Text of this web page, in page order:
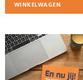
WINKELWAGEN